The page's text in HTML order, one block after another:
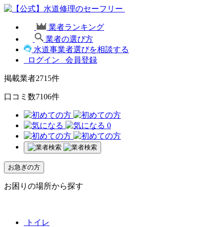
業者ランキング
業者の選び方
水道事業者選びを相談する
ログイン
会員登録
掲載業者2715件
口コミ数7106件
0
お急ぎの方
お困りの場所から探す
トイレ